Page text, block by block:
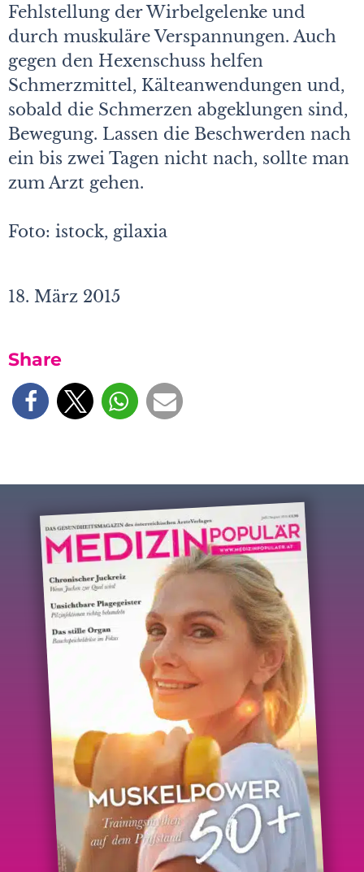
Fehlstellung der Wirbelgelenke und
durch muskuläre Verspannungen. Auch
gegen den Hexenschuss helfen
Schmerzmittel, Kälteanwendungen und,
sobald die Schmerzen abgeklungen sind,
Bewegung. Lassen die Beschwerden nach
ein bis zwei Tagen nicht nach, sollte man
zum Arzt gehen.
Foto: istock, gilaxia
18. März 2015
Share